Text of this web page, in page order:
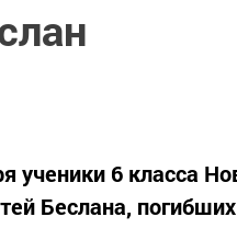
ученики 6 класса
Беслана,